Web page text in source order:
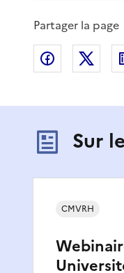
Partager la page
Partager
Sur
CMVRH